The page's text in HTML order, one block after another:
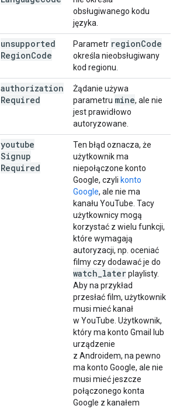
obsługiwanego kodu
języka.
unsupported
RegionCode
Parametr regionCode
określa nieobsługiwany
kod regionu.
authorization
Required
Żądanie używa
parametru mine, ale nie
jest prawidłowo
autoryzowane.
youtube
Signup
Required
Ten błąd oznacza, że
użytkownik ma
niepołączone konto
Google, czyli konto
Google, ale nie ma
kanału YouTube. Tacy
użytkownicy mogą
korzystać z wielu funkcji,
które wymagają
autoryzacji, np. oceniać
filmy czy dodawać je do
watch laterplaylisty.
Aby na przykład
przesłać film, użytkownik
musi mieć kanał
w YouTube. Użytkownik,
który ma konto Gmail lub
urządzenie
z Androidem, na pewno
ma konto Google, ale nie
musi mieć jeszcze
połączonego konta
Google z kanałem